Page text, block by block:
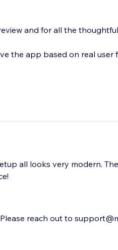
and for all the
the app based on real
all looks very modern.
reach out to